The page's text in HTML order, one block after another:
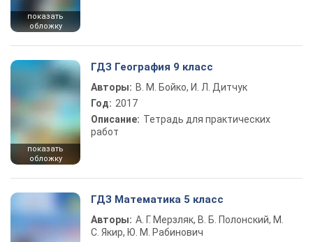
показать
обложку
показать
обложку
ГДЗ География 9 класс
Авторы: В. М. Бойко, И. Л. Дитчук
Год: 2017
Описание: Тетрадь для практических
работ
ГДЗ Математика 5 класс
Авторы: А. Г. Мерзляк, В. Б. Полонский, М.
С. Якир, Ю. М. Рабинович